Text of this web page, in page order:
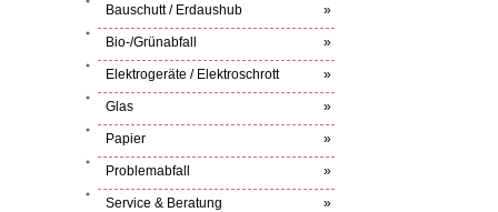
Bauschutt / Erdaushub
»
Bio-/Grünabfall »
Elektrogeräte / Elektroschrott »
Glas »
Papier »
Problemabfall »
Service & Beratung »